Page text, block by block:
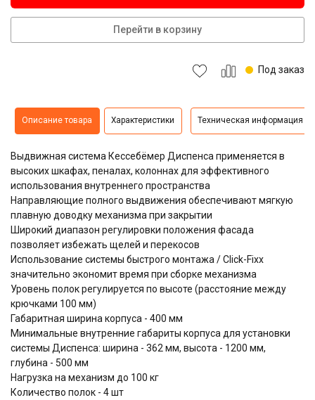
Перейти в корзину
Под заказ
Описание товара Характеристики Техническая информация
Выдвижная система Кессебёмер Диспенса применяется в
высоких шкафах, пеналах, колоннах для эффективного
использования внутреннего пространства
Направляющие полного выдвижения обеспечивают мягкую
плавную доводку механизма при закрытии
Широкий диапазон регулировки положения фасада
позволяет избежать щелей и перекосов
Использование системы быстрого монтажа / Click-Fixx
значительно экономит время при сборке механизма
Уровень полок регулируется по высоте (расстояние между
крючками 100 мм)
Габаритная ширина корпуса - 400 мм
Минимальные внутренние габариты корпуса для установки
системы Диспенса: ширина - 362 мм, высота - 1200 мм,
глубина - 500 мм
Нагрузка на механизм до 100 кг
Количество полок - 4 шт